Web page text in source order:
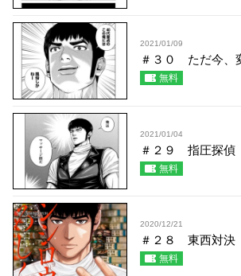
2021/01/09
＃３０ ただ今、
無料
2021/01/04
＃２９ 指圧探偵
無料
2020/12/21
＃２８ 東西対決
無料